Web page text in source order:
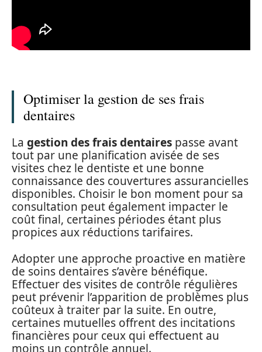
Optimiser la gestion de ses frais
dentaires
La gestion des frais dentaires passe avant
tout par une planification avisée de ses
visites chez le dentiste et une bonne
connaissance des couvertures assurancielles
disponibles. Choisir le bon moment pour sa
consultation peut également impacter le
coût final, certaines périodes étant plus
propices aux réductions tarifaires.
Adopter une approche proactive en matière
de soins dentaires s’avère bénéfique.
Effectuer des visites de contrôle régulières
peut prévenir l’apparition de problèmes plus
coûteux à traiter par la suite. En outre,
certaines mutuelles offrent des incitations
financières pour ceux qui effectuent au
moins un contrôle annuel.